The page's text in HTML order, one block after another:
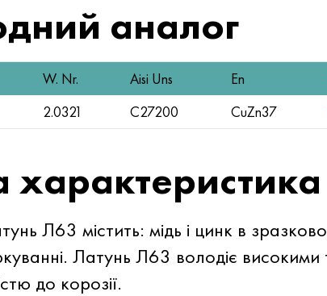
аналог
W. Nr. Aisi Uns En
2.0321 C27200 CuZn37
характеристика
Л63 містить: мідь і цинк в
Латунь Л63 володіє високими
до корозії.